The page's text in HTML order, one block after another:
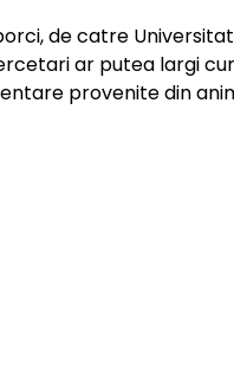
de catre
ar putea largi
provenite din